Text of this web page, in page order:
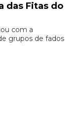
das Fitas do
com a
grupos de fados